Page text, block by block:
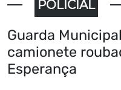
POLICIAL
Guarda
camionete
Esperança